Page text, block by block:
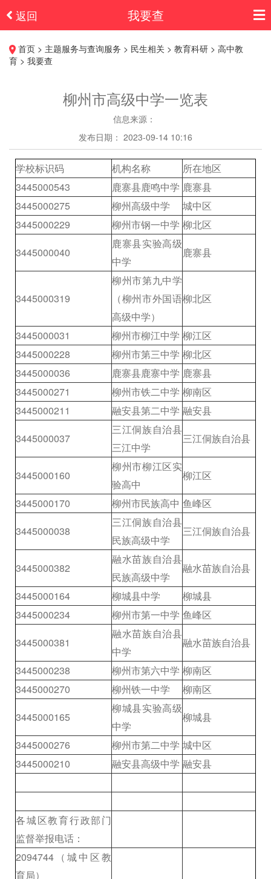
返回 我要查
首页 > 主题服务与查询服务 > 民生相关 > 教育科研 > 高中教
育 > 我要查
柳州市高级中学一览表
信息来源：
发布日期： 2023-09-14 10:16
学校标识码 机构名称
所在地区
3445000543
鹿寨县鹿鸣中学 鹿寨县
3445000275
柳州高级中学
城中区
3445000229
柳州市钢一中学 柳北区
3445000040
鹿寨县实验高级
中学
鹿寨县
3445000319
柳州市第九中学
（柳州市外国语
高级中学）
柳北区
3445000031 柳州市柳江中学 柳江区
3445000228
柳州市第三中学 柳北区
3445000036
鹿寨县鹿寨中学 鹿寨县
3445000271
柳州市铁二中学 柳南区
3445000211
融安县第二中学 融安县
3445000037
三江侗族自治县
三江中学
三江侗族自治县
3445000160
柳州市柳江区实
验高中
柳江区
3445000170
柳州市民族高中 鱼峰区
3445000038
三江侗族自治县
民族高级中学
三江侗族自治县
3445000382
融水苗族自治县
民族高级中学
融水苗族自治县
3445000164
柳城县中学
柳城县
3445000234
柳州市第一中学 鱼峰区
3445000381
融水苗族自治县
中学
融水苗族自治县
3445000238
柳州市第六中学 柳南区
3445000270
柳州铁一中学
柳南区
3445000165
柳城县实验高级
中学
柳城县
3445000276
柳州市第二中学 城中区
3445000210
融安县高级中学 融安县
各城区教育行政部门
监督举报电话：
2094744（城中区教
育局）